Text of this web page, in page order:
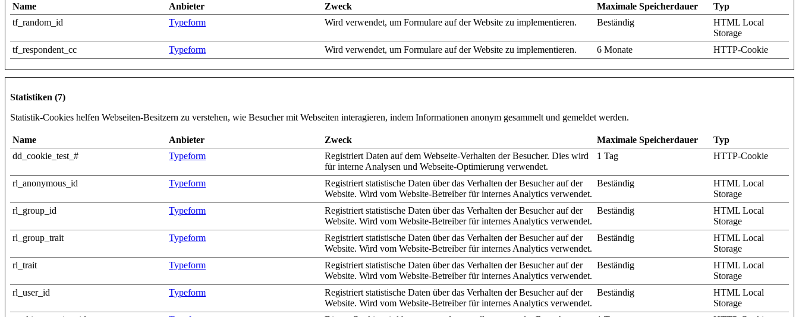
Name Anbieter Zweck Maximale Speicherdauer
Typ
tf_random_id
Typeform Wird verwendet, um Formulare auf der Website zu implementieren. Beständig
HTML Local
Storage
tf_respondent_cc
Typeform Wird verwendet, um Formulare auf der Website zu implementieren. 6 Monate HTTP-Cookie
Statistiken (7)
Statistik-Cookies helfen Webseiten-Besitzern zu verstehen, wie Besucher mit Webseiten interagieren, indem Informationen anonym gesammelt und gemeldet werden.
Name Anbieter Zweck Maximale Speicherdauer
Typ
dd_cookie_test_#
Typeform
Registriert Daten auf dem Webseite-Verhalten der Besucher. Dies wird
für interne Analysen und Webseite-Optimierung verwendet.
1 Tag HTTP-Cookie
rl_anonymous_id Typeform
Registriert statistische Daten über das Verhalten der Besucher auf der
Website. Wird vom Website-Betreiber für internes Analytics verwendet.
Beständig
HTML Local
Storage
rl_group_id
Typeform
Registriert statistische Daten über das Verhalten der Besucher auf der
Website. Wird vom Website-Betreiber für internes Analytics verwendet.
Beständig
HTML Local
Storage
rl_group_trait
Typeform
Registriert statistische Daten über das Verhalten der Besucher auf der
Website. Wird vom Website-Betreiber für internes Analytics verwendet.
Beständig
HTML Local
Storage
rl_trait
Typeform
Registriert statistische Daten über das Verhalten der Besucher auf der
Website. Wird vom Website-Betreiber für internes Analytics verwendet.
Beständig
HTML Local
Storage
rl_user_id
Typeform
Registriert statistische Daten über das Verhalten der Besucher auf der
Website. Wird vom Website-Betreiber für internes Analytics verwendet.
Beständig
HTML Local
Storage